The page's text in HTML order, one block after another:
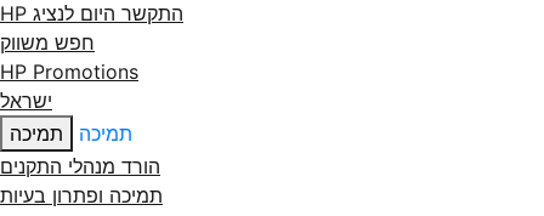
התקשר היום לנציג HP
חפש משווק
HP Promotions
ישראל
תמיכה
תמיכה
הורד מנהלי התקנים
תמיכה ופתרון בעיות